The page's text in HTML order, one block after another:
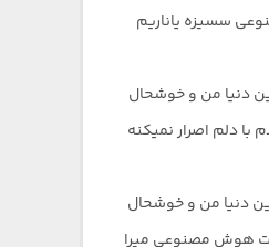
سسیزه یاناریم
دنیا من و خوشحال
با دلم اصرار نمیکنه
دنیا من و خوشحال
هوش مصنوعی میرا